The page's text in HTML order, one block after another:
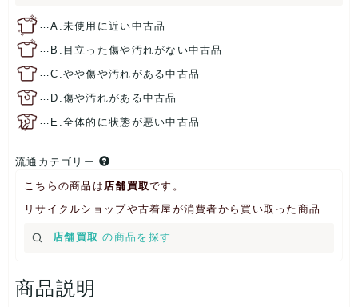
…A.未使用に近い中古品
… B.目立った傷や汚れがない中古品
…C.やや傷や汚れがある中古品
… D.傷や汚れがある中古品
… E.全体的に状態が悪い中古品
流通カテゴリー
こちらの商品は 店舗買取です。
リサイクルショップや古着屋が消費者から買い取った商品
店舗買取 の商品を探す
商品説明